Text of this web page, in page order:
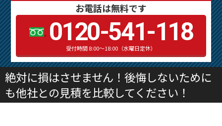
お電話は無料です
0120-541-118
受付時間 8:00～18:00（水曜日定休）
絶対に損はさせません！後悔しないために
も他社との見積を比較してください！